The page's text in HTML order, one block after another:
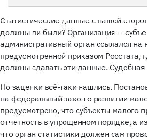
Статистические данные с нашей
должны ли были? Организация —
административный орган ссылался на
предусмотренной приказом Росстата,
должны сдавать эти данные.
Но зацепки всё-таки нашлись.
на федеральный закон о развитии
предусмотрено, что субъекты малого
отчетность в упрощенном порядке, а
что орган статистики должен сам